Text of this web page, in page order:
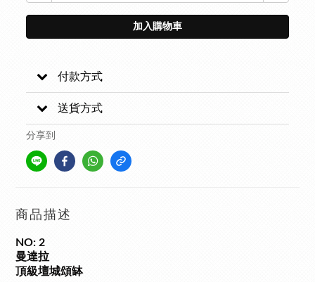
加入購物車
付款方式
送貨方式
分享到
商品描述
NO: 2
曼達拉
頂級壇城頌缽